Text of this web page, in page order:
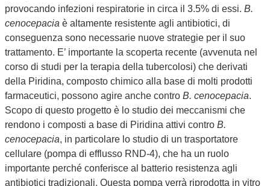
provocando infezioni respiratorie in circa il 3.5% di essi. B.
cenocepacia è altamente resistente agli antibiotici, di
conseguenza sono necessarie nuove strategie per il suo
trattamento. E’ importante la scoperta recente (avvenuta nel
corso di studi per la terapia della tubercolosi) che derivati
della Piridina, composto chimico alla base di molti prodotti
farmaceutici, possono agire anche contro B. cenocepacia.
Scopo di questo progetto è lo studio dei meccanismi che
rendono i composti a base di Piridina attivi contro B.
cenocepacia, in particolare lo studio di un trasportatore
cellulare (pompa di efflusso RND-4), che ha un ruolo
importante perché conferisce al batterio resistenza agli
antibiotici tradizionali. Questa pompa verrà riprodotta in vitro